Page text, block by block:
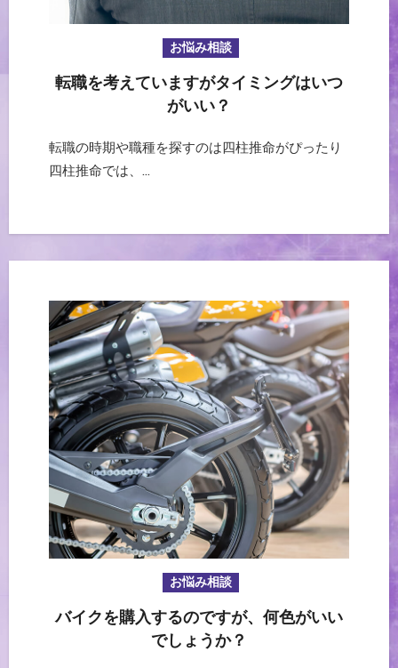
お悩み相談
転職を考えていますがタイミングはいつ
がいい？
転職の時期や職種を探すのは四柱推命がぴったり
四柱推命では、…
お悩み相談
バイクを購入するのですが、何色がいい
でしょうか？